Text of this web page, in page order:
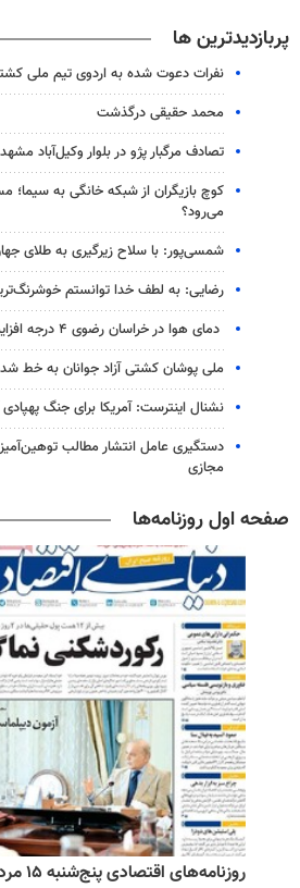
پربازدیدترین ها
نفرات دعوت شده به اردوی تیم ملی
محمد حقیقی درگذشت
تصادف مرگبار پژو در بلوار وکیل‌آباد
کوچ بازیگران از شبکه خانگی به
می‌رود؟
شمسی‌پور: با سلاح زیرگیری به طلای
رضایی: به لطف خدا توانستم
دمای هوا در خراسان رضوی ۴ درجه افزایش می یابد
ملی پوشان کشتی آزاد جوانان به خط
نشنال اینترست: آمریکا برای جنگ
دستگیری عامل انتشار مطالب
مجازی
صفحه اول روزنامه‌ها
روزنامه‌های اقتصادی پنج‌شنبه ۱۵ مرداد ۱۴۰۵